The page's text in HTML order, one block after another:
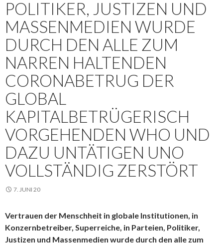
POLITIKER, JUSTIZEN UND
MASSENMEDIEN WURDE
DURCH DEN ALLE ZUM
NARREN HALTENDEN
CORONABETRUG DER
GLOBAL
KAPITALBETRÜGERISCH
VORGEHENDEN WHO UND
DAZU UNTÄTIGEN UNO
VOLLSTÄNDIG ZERSTÖRT
7. JUNI 20
Vertrauen der Menschheit in globale Institutionen, in
Konzernbetreiber, Superreiche, in Parteien, Politiker,
Justizen und Massenmedien wurde durch den alle zum